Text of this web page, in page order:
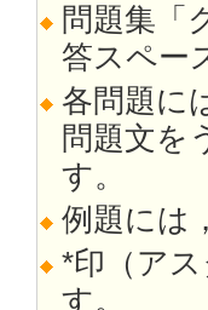
問題集「
答スペー
各問題に
問題文を
す。
例題には
*印（ア
す。